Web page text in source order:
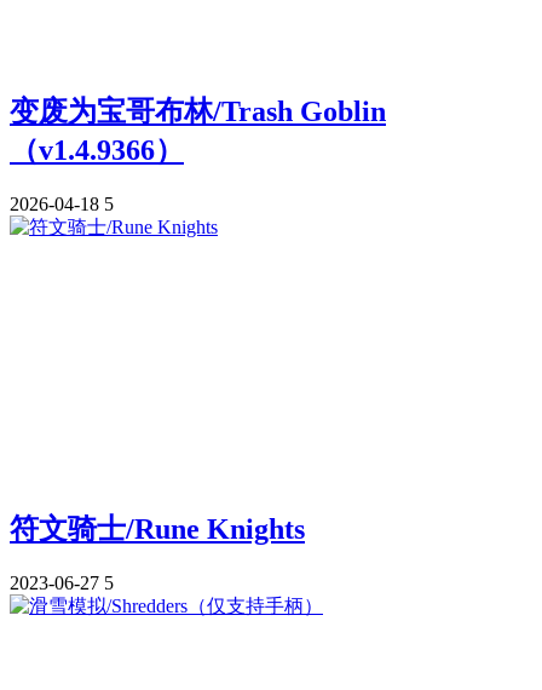
变废为宝哥布林/Trash Goblin
（v1.4.9366）
2026-04-18 5
符文骑士/Rune Knights
2023-06-27 5